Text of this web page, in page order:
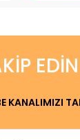
EDIN
KANALIMIZI